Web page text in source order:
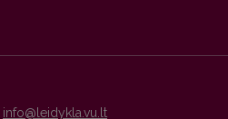
info@leidykla.vu.lt